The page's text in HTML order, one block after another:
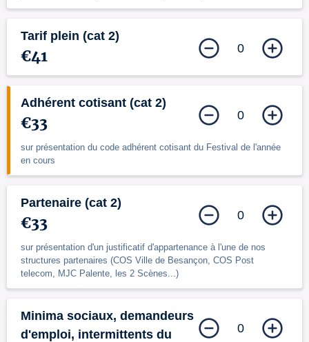
Tarif plein (cat 2)
€41 0
Adhérent cotisant (cat 2)
€33
sur présentation du code adhérent cotisant du Festival de l'année
en cours
0
Partenaire (cat 2)
€33
sur présentation d'un justificatif d'appartenance à l'une de nos
structures partenaires (COS Ville de Besançon, COS Post
telecom, MJC Palente, les 2 Scènes...)
0
Minima sociaux, demandeurs
d'emploi, intermittents du
0